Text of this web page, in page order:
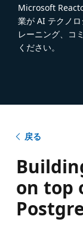
Microsoft
業が AI テクノ
レーニング、コ
ください。
戻る
on top